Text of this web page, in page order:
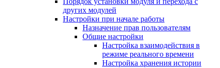
других модулей
Настройки при начале работы
Назначение прав пользователям
Общие настройки
Настройка взаимодействия в
режиме реального времени
Настройка хранения истории